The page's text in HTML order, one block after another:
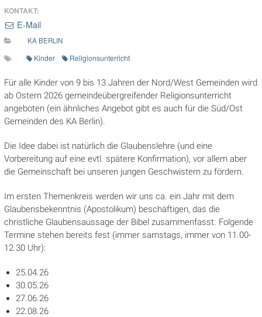
KONTAKT:
E-Mail
KA BERLIN
Kinder Religionsunterricht
Für alle Kinder von 9 bis 13 Jahren der Nord/West Gemeinden wird
ab Ostern 2026 gemeindeübergreifender Religionsunterricht
angeboten (ein ähnliches Angebot gibt es auch für die Süd/Ost
Gemeinden des KA Berlin).
Die Idee dabei ist natürlich die Glaubenslehre (und eine
Vorbereitung auf eine evtl. spätere Konfirmation), vor allem aber
die Gemeinschaft bei unseren jungen Geschwistern zu fördern.
Im ersten Themenkreis werden wir uns ca. ein Jahr mit dem
Glaubensbekenntnis (Apostolikum) beschäftigen, das die
christliche Glaubensaussage der Bibel zusammenfasst. Folgende
Termine stehen bereits fest (immer samstags, immer von 11.00-
12.30 Uhr):
25.04.26
30.05.26
27.06.26
22.08.26